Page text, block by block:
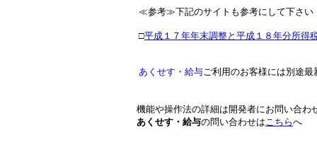
≪参考≫下記のサイトも参考にして下さい
□平成１７年年末調整と平成１８年分所得
あくせす・給与ご利用のお客様には別途
機能や操作法の詳細は開発者にお問い合わ
あくせす・給与の問い合わせはこちらへ